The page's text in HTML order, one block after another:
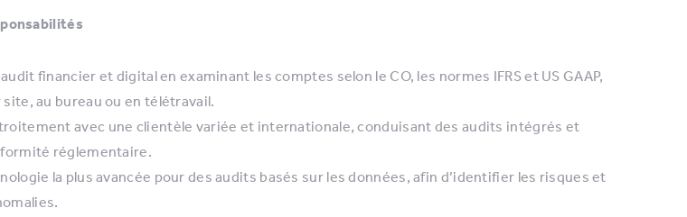
financier et digital en examinant les comptes selon le CO, les normes IFRS et US GAAP,
au bureau ou en télétravail.
avec une clientèle variée et internationale, conduisant des audits intégrés et
réglementaire.
la plus avancée pour des audits basés sur les données, afin d’identifier les risques et